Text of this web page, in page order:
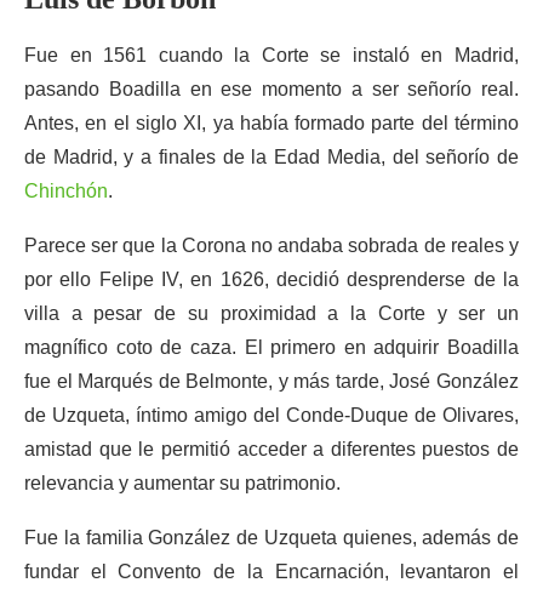
Fue en 1561 cuando la Corte se instaló en Madrid,
pasando Boadilla en ese momento a ser señorío real.
Antes, en el siglo XI, ya había formado parte del término
de Madrid, y a finales de la Edad Media, del señorío de
Chinchón.
Parece ser que la Corona no andaba sobrada de reales y
por ello Felipe IV, en 1626, decidió desprenderse de la
villa a pesar de su proximidad a la Corte y ser un
magnífico coto de caza. El primero en adquirir Boadilla
fue el Marqués de Belmonte, y más tarde, José González
de Uzqueta, íntimo amigo del Conde-Duque de Olivares,
amistad que le permitió acceder a diferentes puestos de
relevancia y aumentar su patrimonio.
Fue la familia González de Uzqueta quienes, además de
fundar el Convento de la Encarnación, levantaron el